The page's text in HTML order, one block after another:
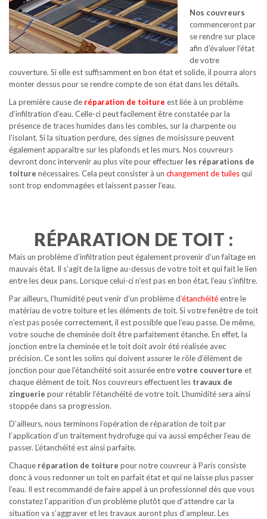
Nos couvreurs
commenceront par
se rendre sur place
afin d’évaluer l’état
de votre
couverture. Si elle est suffisamment en bon état et solide, il pourra alors
monter dessus pour se rendre compte de son état dans les détails.
La première cause de réparation de toiture est liée à un problème
d’infiltration d’eau. Celle-ci peut facilement être constatée par la
présence de traces humides dans les combles, sur la charpente ou
l’isolant. Si la situation perdure, des signes de moisissure peuvent
également apparaître sur les plafonds et les murs. Nos couvreurs
devront donc intervenir au plus vite pour effectuer les réparations de
toiture nécessaires. Cela peut consister à un changement de tuilesqui
sont trop endommagées et laissent passer l’eau.
RÉPARATION DE TOIT :
Mais un problème d’infiltration peut également provenir d’un faîtage en
mauvais état. Il s’agit de la ligne au-dessus de votre toit et qui fait le lien
entre les deux pans. Lorsque celui-ci n’est pas en bon état, l’eau s’infiltre.
Par ailleurs, l’humidité peut venir d’un problème d’étanchéitéentre le
matériau de votre toiture et les éléments de toit. Si votre fenêtre de toit
n’est pas posée correctement, il est possible que l’eau passe. De même,
votre souche de cheminée doit être parfaitement étanche. En effet, la
jonction entre la cheminée et le toit doit avoir été réalisée avec
précision. Ce sont les solins qui doivent assurer le rôle d’élément de
jonction pour que l’étanchéité soit assurée entrevotre couverture et
chaque élément de toit. Nos couvreurs effectuent les travaux de
zinguerie pour rétablir l’étanchéité de votre toit. L’humidité sera ainsi
stoppée dans sa progression.
D’ailleurs, nous terminons l’opération de réparation de toit par
l’application d’un traitement hydrofuge qui va aussi empêcher l’eau de
passer. L’étanchéité est ainsi parfaite.
Chaque réparation de toiture pour notre couvreur à Paris consiste
donc à vous redonner un toit en parfait état et qui ne laisse plus passer
l’eau. Il est recommandé de faire appel à un professionnel dès que vous
constatez l’apparition d’un problème plutôt que d’attendre car la
situation va s’aggraver et les travaux auront plus d’ampleur. Les